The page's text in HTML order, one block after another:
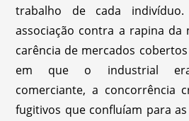
trabalho de cada
associação contra a rapina da
carência de mercados
em que o industrial era
comerciante, a concorrência
fugitivos que confluíam para